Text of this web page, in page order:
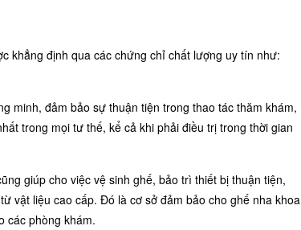
khẳng định qua các chứng chỉ chất lượng uy tín như:
minh, đảm bảo sự thuận tiện trong thao tác thăm khám,
trong mọi tư thế, kể cả khi phải điều trị trong thời gian
giúp cho việc vệ sinh ghế, bảo trì thiết bị thuận tiện,
vật liệu cao cấp. Đó là cơ sở đảm bảo cho ghế nha khoa
các phòng khám.